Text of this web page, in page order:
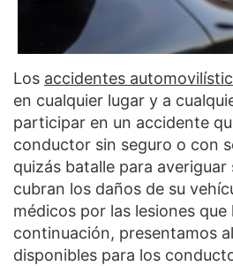
Los accidentes
en cualquier lugar y a
participar en un accidente
conductor sin seguro o con
quizás batalle para averiguar
cubran los daños de su
médicos por las lesiones
continuación, presentamos
disponibles para los